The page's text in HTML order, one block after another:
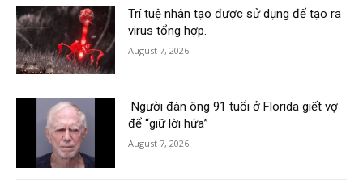
Trí tuệ nhân tạo được sử dụng để tạo ra
virus tổng hợp.
August 7, 2026
Người đàn ông 91 tuổi ở Florida giết vợ
để “giữ lời hứa”
August 7, 2026